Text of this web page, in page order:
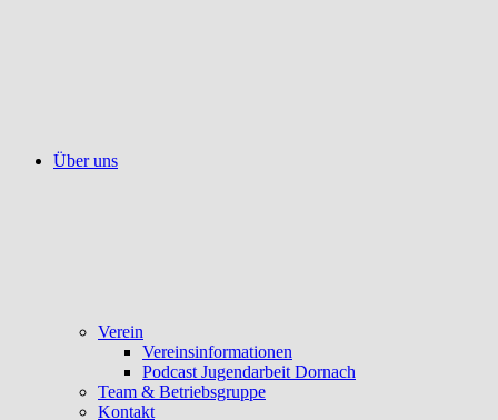
Über uns
Verein
Vereinsinformationen
Podcast Jugendarbeit Dornach
Team & Betriebsgruppe
Kontakt